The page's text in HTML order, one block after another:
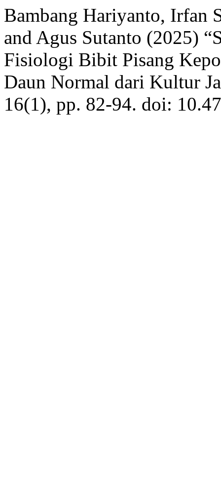
Bambang Hariyanto, Irfan
and Agus Sutanto (2025)
Fisiologi Bibit Pisang
Daun Normal dari Kultur
16(1), pp. 82-94. doi: